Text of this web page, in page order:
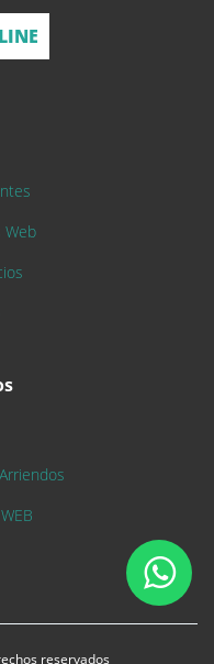
Web
reservados